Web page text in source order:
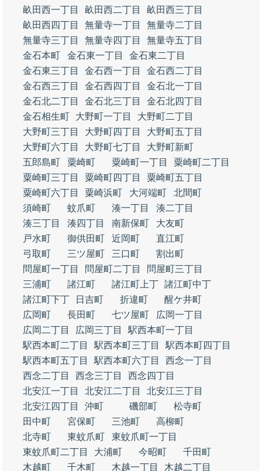
畝田西一丁目
畝田西二丁目
畝田西三丁目
畝田西四丁目
無量寺一丁目
無量寺二丁目
無量寺三丁目
無量寺四丁目
無量寺五丁目
金石本町
金石東一丁目
金石東二丁目
金石東三丁目
金石西一丁目
金石西二丁目
金石西三丁目
金石西四丁目
金石北一丁目
金石北二丁目
金石北三丁目
金石北四丁目
金石相生町
大野町一丁目
大野町二丁目
大野町三丁目
大野町四丁目
大野町五丁目
大野町六丁目
大野町七丁目
大野町新町
五郎島町
粟崎町 粟崎町一丁目
粟崎町二丁目
粟崎町三丁目
粟崎町四丁目
粟崎町五丁目
粟崎町六丁目
粟崎浜町 大河端町
北間町
須崎町
蚊爪町 湊一丁目
湊二丁目
湊三丁目
湊四丁目 南新保町
大友町
戸水町
御供田町 近岡町
直江町
弓取町
三ツ屋町 三口町
割出町
問屋町一丁目
問屋町二丁目
問屋町三丁目
三浦町
諸江町 諸江町上丁 諸江町中丁
諸江町下丁
日吉町 折違町
醒ケ井町
広岡町
長田町 七ツ屋町
広岡一丁目
広岡二丁目
広岡三丁目
駅西本町一丁目
駅西本町二丁目
駅西本町三丁目
駅西本町四丁目
駅西本町五丁目
駅西本町六丁目
西念一丁目
西念二丁目
西念三丁目
西念四丁目
北安江一丁目
北安江二丁目
北安江三丁目
北安江四丁目
沖町 磯部町
松寺町
田中町
宮保町 三池町
高柳町
北寺町
東蚊爪町
東蚊爪町一丁目
東蚊爪町二丁目
大浦町 今昭町
千田町
木越町
千木町 木越一丁目 木越二丁目